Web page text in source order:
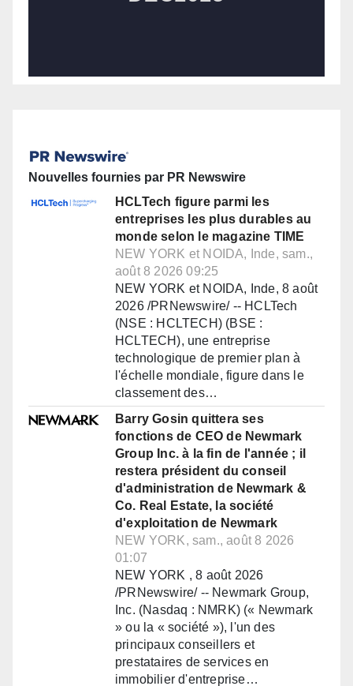
Nouvelles fournies par PR Newswire
HCLTech figure parmi les
entreprises les plus durables au
monde selon le magazine TIME
NEW YORK et NOIDA, Inde, sam.,
août 8 2026 09:25
NEW YORK et NOIDA, Inde, 8 août
2026 /PRNewswire/ -- HCLTech
(NSE : HCLTECH) (BSE :
HCLTECH), une entreprise
technologique de premier plan à
l'échelle mondiale, figure dans le
classement des…
Barry Gosin quittera ses
fonctions de CEO de Newmark
Group Inc. à la fin de l'année ; il
restera président du conseil
d'administration de Newmark &
Co. Real Estate, la société
d'exploitation de Newmark
NEW YORK, sam., août 8 2026
01:07
NEW YORK , 8 août 2026
/PRNewswire/ -- Newmark Group,
Inc. (Nasdaq : NMRK) (« Newmark
» ou la « société »), l'un des
principaux conseillers et
prestataires de services en
immobilier d'entreprise…